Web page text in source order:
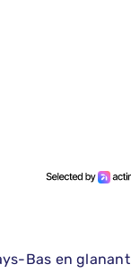
Bas en glanant